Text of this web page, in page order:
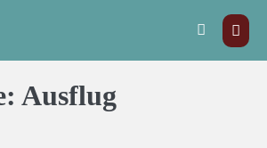
Ausflug